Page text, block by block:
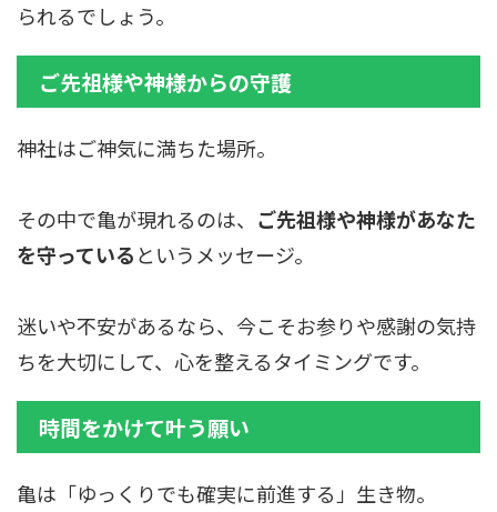
られるでしょう。
ご先祖様や神様からの守護
神社はご神気に満ちた場所。
その中で亀が現れるのは、 ご先祖様や神様があなた
を守っているというメッセージ。
迷いや不安があるなら、今こそお参りや感謝の気持
ちを大切にして、心を整えるタイミングです。
時間をかけて叶う願い
亀は「ゆっくりでも確実に前進する」生き物。